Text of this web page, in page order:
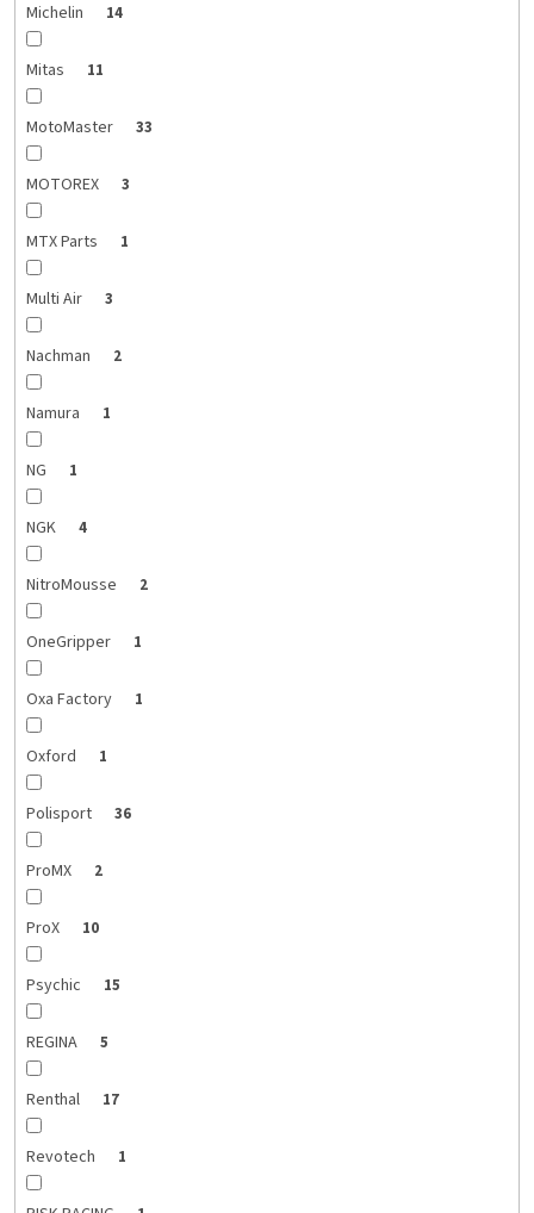
Michelin 14
Mitas 11
MotoMaster 33
MOTOREX 3
MTX Parts 1
Multi Air 3
Nachman 2
Namura 1
NG 1
NGK 4
NitroMousse 2
OneGripper 1
Oxa Factory 1
Oxford 1
Polisport 36
ProMX 2
ProX 10
Psychic 15
REGINA 5
Renthal 17
Revotech 1